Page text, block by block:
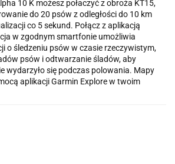
10 K możesz połaczyć z obroża KT15,
do 20 psów z odległości do 10 km
co 5 sekund. Połącz z aplikacją
w zgodnym smartfonie umożliwia
o śledzeniu psów w czasie rzeczywistym,
psów i odtwarzanie śladów, aby
wydarzyło się podczas polowania. Mapy
aplikacji Garmin Explore w twoim